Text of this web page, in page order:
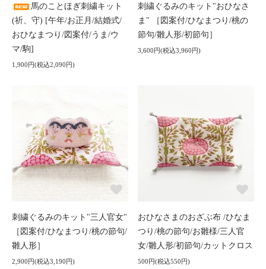
馬のことほぎ刺繍キット
(祈、守) [午年/お正月/結婚式/
おひなまつり/図案付/うま/ウ
マ/駒]
1,900円(税込2,090円)
刺繍ぐるみのキット"おひなさ
ま" ［図案付/ひなまつり/桃の
節句/雛人形/初節句］
3,600円(税込3,960円)
刺繍ぐるみのキット"三人官女"
［図案付/ひなまつり/桃の節句/
雛人形］
2,900円(税込3,190円)
おひなさまのおざぶ布 /ひなま
つり/桃の節句/お雛様/三人官
女/雛人形/初節句/カットクロス
500円(税込550円)